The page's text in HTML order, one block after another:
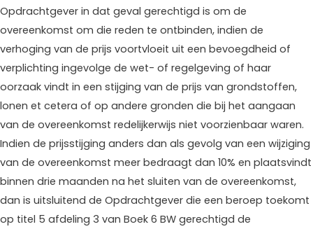
Opdrachtgever in dat geval gerechtigd is om de
overeenkomst om die reden te ontbinden, indien de
verhoging van de prijs voortvloeit uit een bevoegdheid of
verplichting ingevolge de wet- of regelgeving of haar
oorzaak vindt in een stijging van de prijs van grondstoffen,
lonen et cetera of op andere gronden die bij het aangaan
van de overeenkomst redelijkerwijs niet voorzienbaar waren.
Indien de prijsstijging anders dan als gevolg van een wijziging
van de overeenkomst meer bedraagt dan 10% en plaatsvindt
binnen drie maanden na het sluiten van de overeenkomst,
dan is uitsluitend de Opdrachtgever die een beroep toekomt
op titel 5 afdeling 3 van Boek 6 BW gerechtigd de